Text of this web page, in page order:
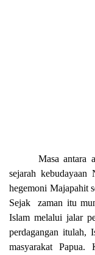
Masa antara
sejarah kebudayaan
hegemoni Majapahit
Sejak zaman itu
Islam melalui jalar
perdagangan itulah,
masyarakat